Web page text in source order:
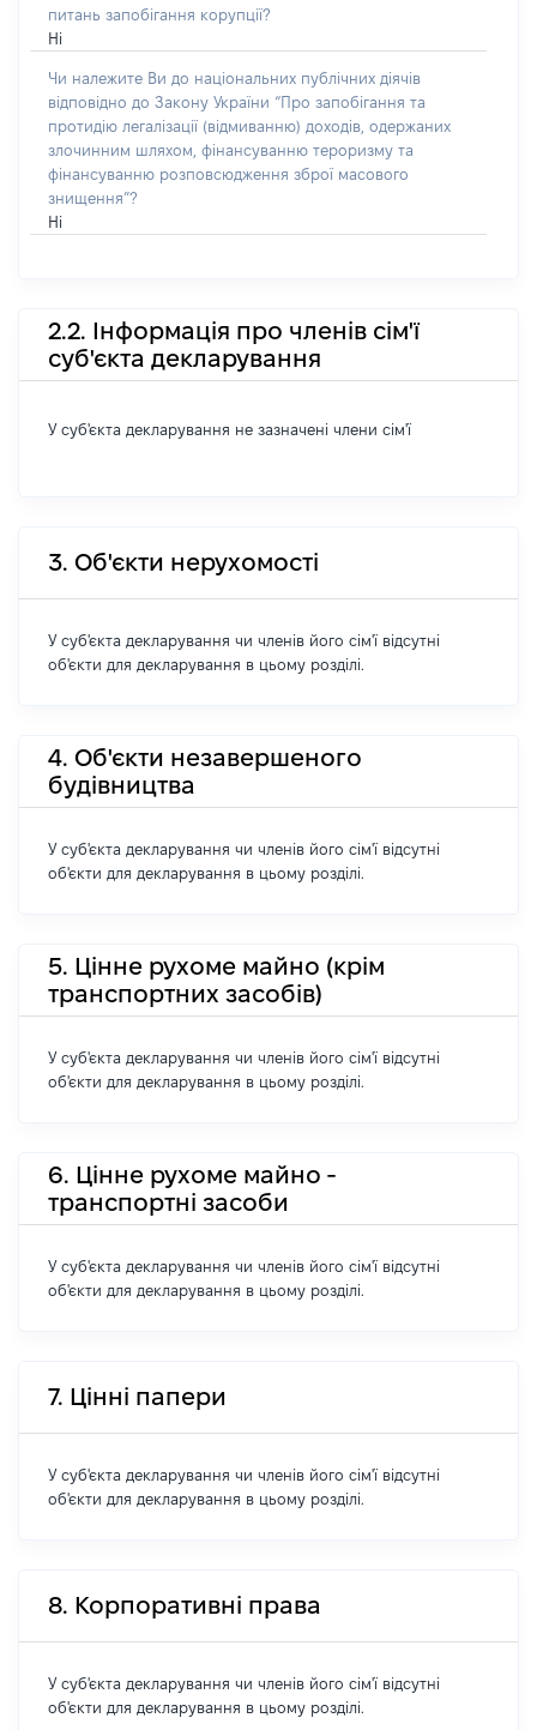
питань запобігання корупції?
Ні
Чи належите Ви до національних публічних діячів
відповідно до Закону України “Про запобігання та
протидію легалізації (відмиванню) доходів, одержаних
злочинним шляхом, фінансуванню тероризму та
фінансуванню розповсюдження зброї масового
знищення”?
Ні
2.2. Інформація про членів сім'ї
суб'єкта декларування
У суб'єкта декларування не зазначені члени сім'ї
3. Об'єкти нерухомості
У суб'єкта декларування чи членів його сім'ї відсутні
об'єкти для декларування в цьому розділі.
4. Об'єкти незавершеного
будівництва
У суб'єкта декларування чи членів його сім'ї відсутні
об'єкти для декларування в цьому розділі.
5. Цінне рухоме майно (крім
транспортних засобів)
У суб'єкта декларування чи членів його сім'ї відсутні
об'єкти для декларування в цьому розділі.
6. Цінне рухоме майно -
транспортні засоби
У суб'єкта декларування чи членів його сім'ї відсутні
об'єкти для декларування в цьому розділі.
7. Цінні папери
У суб'єкта декларування чи членів його сім'ї відсутні
об'єкти для декларування в цьому розділі.
8. Корпоративні права
У суб'єкта декларування чи членів його сім'ї відсутні
об'єкти для декларування в цьому розділі.